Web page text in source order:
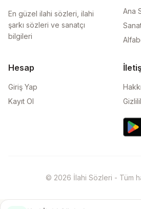
En güzel ilahi sözleri, ilahi
şarkı sözleri ve sanatçı
bilgileri
Ana
Hesap
Giriş Yap
Kayıt Ol
© 2026 İlahi Sözleri - Tüm